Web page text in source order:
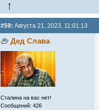
#59: Августа 21, 2023, 11:01:13
Дед Слава
Сталина на вас нет!
Сообщений: 426